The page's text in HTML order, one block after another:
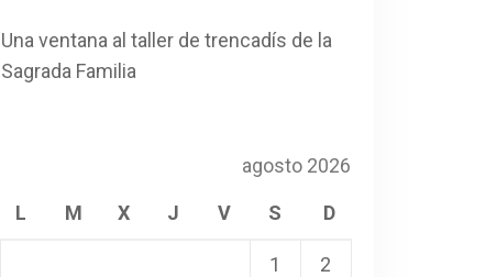
Una ventana al taller de trencadís de la
Sagrada Familia
agosto 2026
L M X J V S D
1 2